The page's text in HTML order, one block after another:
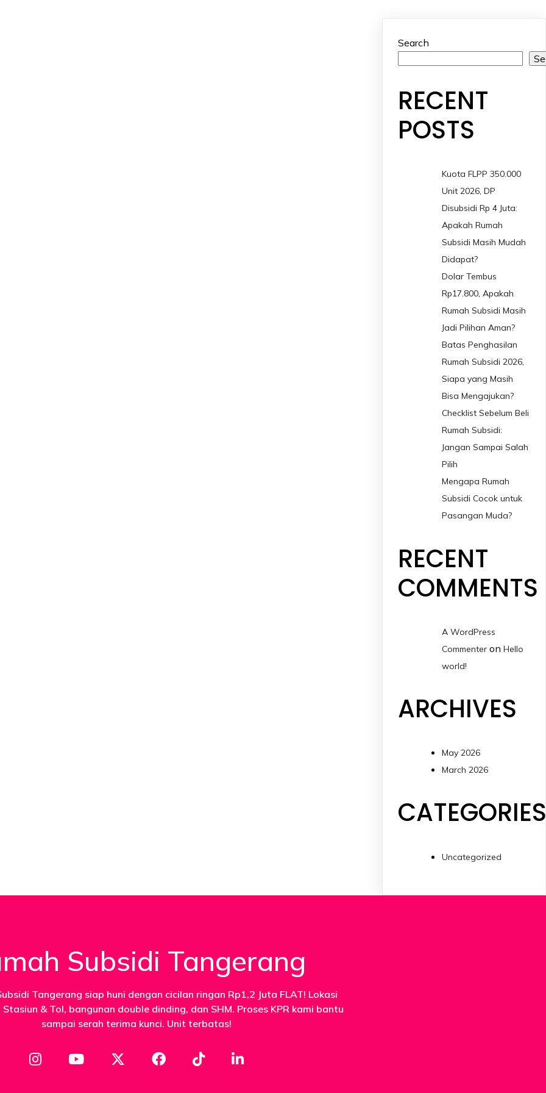
Search
RECENT
POSTS
Kuota FLPP 350.000
Unit 2026, DP
Disubsidi Rp 4 Juta:
Apakah Rumah
Subsidi Masih Mudah
Didapat?
Dolar Tembus
Rp17.800, Apakah
Rumah Subsidi Masih
Jadi Pilihan Aman?
Batas Penghasilan
Rumah Subsidi 2026,
Siapa yang Masih
Bisa Mengajukan?
Checklist Sebelum Beli
Rumah Subsidi:
Jangan Sampai Salah
Pilih
Mengapa Rumah
Subsidi Cocok untuk
Pasangan Muda?
RECENT
COMMENTS
A WordPress
Commenter onHello
world!
ARCHIVES
May 2026
March 2026
Uncategorized
Subsidi Tangerang
Tangerang siap huni dengan cicilan ringan Rp1,2 Juta FLAT! Lokasi
Stasiun & Tol, bangunan double dinding, dan SHM. Proses KPR kami bantu
sampai serah terima kunci. Unit terbatas!